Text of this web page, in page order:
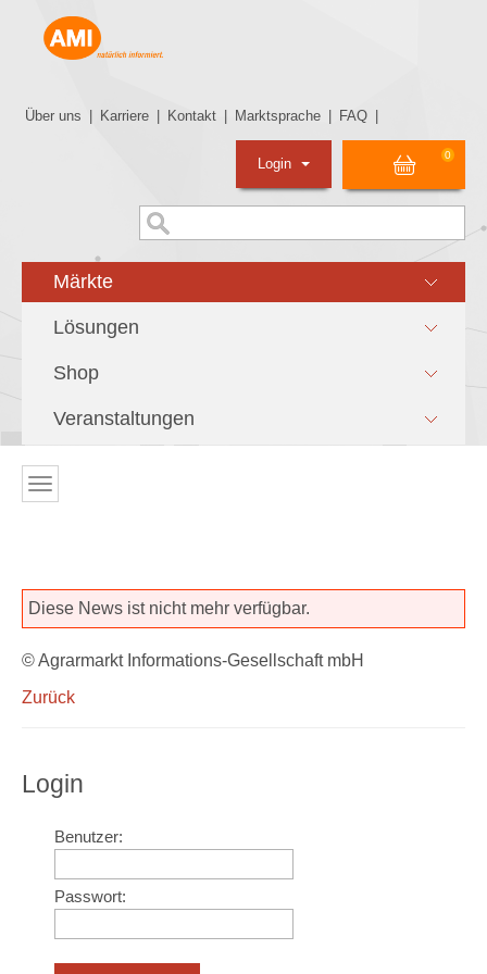
Über uns Karriere Kontakt Marktsprache FAQ
0
Login
Märkte
Lösungen
Shop
Veranstaltungen
Diese News ist nicht mehr verfügbar.
© Agrarmarkt Informations-Gesellschaft mbH
Zurück
Login
Benutzer:
Passwort: